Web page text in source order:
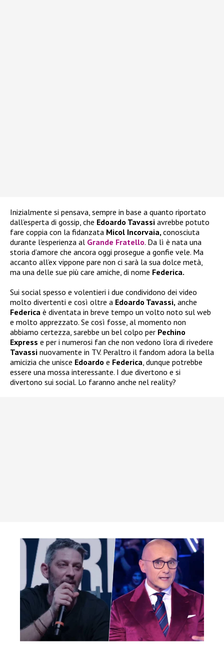
Inizialmente si pensava, sempre in base a quanto riportato
dall’esperta di gossip, che Edoardo Tavassi avrebbe potuto
fare coppia con la fidanzata Micol Incorvaia, conosciuta
durante l’esperienza al Grande Fratello. Da lì è nata una
storia d’amore che ancora oggi prosegue a gonfie vele. Ma
accanto all’ex vippone pare non ci sarà la sua dolce metà,
ma una delle sue più care amiche, di nome Federica.
Sui social spesso e volentieri i due condividono dei video
molto divertenti e così oltre a Edoardo Tavassi, anche
Federica è diventata in breve tempo un volto noto sul web
e molto apprezzato. Se così fosse, al momento non
abbiamo certezza, sarebbe un bel colpo per Pechino
Express e per i numerosi fan che non vedono l’ora di rivedere
Tavassi nuovamente in TV. Peraltro il fandom adora la bella
amicizia che unisce Edoardo e Federica , dunque potrebbe
essere una mossa interessante. I due divertono e si
divertono sui social. Lo faranno anche nel reality?